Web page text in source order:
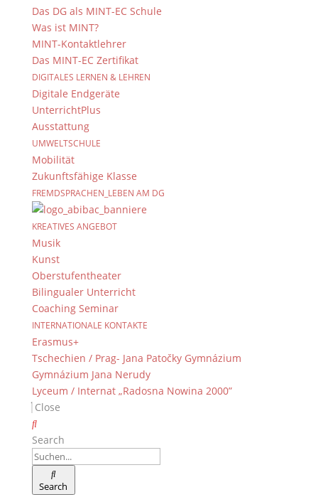
Das DG als MINT-EC Schule
Was ist MINT?
MINT-Kontaktlehrer
Das MINT-EC Zertifikat
DIGITALES LERNEN & LEHREN
Digitale Endgeräte
UnterrichtPlus
Ausstattung
UMWELTSCHULE
Mobilität
Zukunftsfähige Klasse
FREMDSPRACHEN_LEBEN AM DG
KREATIVES ANGEBOT
Musik
Kunst
Oberstufentheater
Bilingualer Unterricht
Coaching Seminar
INTERNATIONALE KONTAKTE
Erasmus+
Tschechien / Prag- Jana Patočky Gymnázium
Gymnázium Jana Nerudy
Lyceum / Internat „Radosna Nowina 2000”
Close
Search
Search